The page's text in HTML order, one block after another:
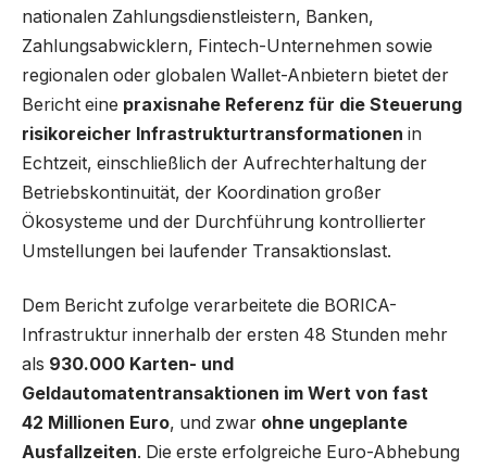
nationalen Zahlungsdienstleistern, Banken,
Zahlungsabwicklern, Fintech-Unternehmen sowie
regionalen oder globalen Wallet-Anbietern bietet der
Bericht eine praxisnahe Referenz für die Steuerung
risikoreicher Infrastrukturtransformationen in
Echtzeit, einschließlich der Aufrechterhaltung der
Betriebskontinuität, der Koordination großer
Ökosysteme und der Durchführung kontrollierter
Umstellungen bei laufender Transaktionslast.
Dem Bericht zufolge verarbeitete die BORICA-
Infrastruktur innerhalb der ersten 48 Stunden mehr
als 930.000 Karten- und
Geldautomatentransaktionen im Wert von fast
42 Millionen Euro, und zwar ohne ungeplante
Ausfallzeiten. Die erste erfolgreiche Euro-Abhebung